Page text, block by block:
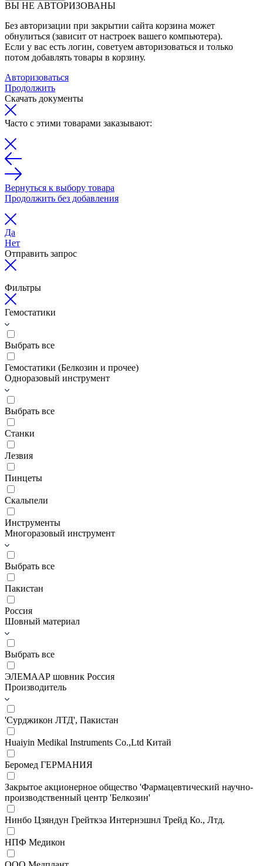
ВЫ НЕ АВТОРИЗОВАНЫ
Без авторизации при закрытии сайта корзина может
обнулиться (зависит от настроек вашего компьютера).
Если у вас есть логин, советуем авторизоваться и только
потом добавлять товары в корзину.
Авторизоваться
Продолжить
Скачать документы
Часто с этими товарами заказывают:
Вернуться к выбору товара
Продолжить без добавления
Да
Нет
Отправить запрос
Фильтры
Гемостатики
Выбрать все
Гемостатики (Белкозин и прочее)
Одноразовый инструмент
Выбрать все
Станки
Лезвия
Пинцеты
Скальпели
Инструменты
Многоразовый инструмент
Выбрать все
Пакистан
Россия
Шовный материал
Выбрать все
ЭЛЕМААР шовник Россия
Производитель
'Сурджикон ЛТД', Пакистан
Huaiyin Medikal Instruments Co.,Ltd Китай
Беромед ГЕРМАНИЯ
Закрытое акционерное общество 'Фармацевтический научно-
производственный центр 'Белкозин'
Нинбо Цзяндун Грейткэа Интернэшнл Трейд Ко., Лтд.
НПФ Медикон